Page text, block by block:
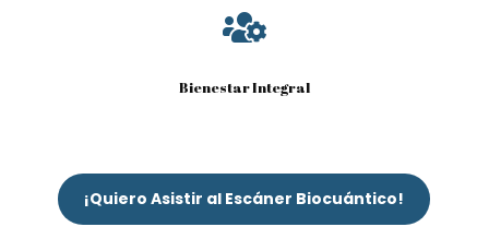

Bienestar Integral
¡Quiero Asistir al Escáner Biocuántico!